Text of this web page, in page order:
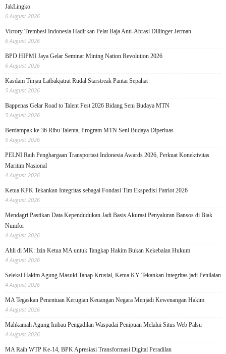
JakLingko
6 August 2026
Victory Trembesi Indonesia Hadirkan Pelat Baja Anti-Abrasi Dillinger Jerman
6 August 2026
BPD HIPMI Jaya Gelar Seminar Mining Nation Revolution 2026
6 August 2026
Kasdam Tinjau Latbakjatrat Rudal Starstreak Pantai Sepahat
5 August 2026
Bappenas Gelar Road to Talent Fest 2026 Bidang Seni Budaya MTN
5 August 2026
Berdampak ke 36 Ribu Talenta, Program MTN Seni Budaya Diperluas
5 August 2026
PELNI Raih Penghargaan Transportasi Indonesia Awards 2026, Perkuat Konektivitas
Maritim Nasional
4 August 2026
Ketua KPK Tekankan Integritas sebagai Fondasi Tim Ekspedisi Patriot 2026
4 August 2026
Mendagri Pastikan Data Kependudukan Jadi Basis Akurasi Penyaluran Bansos di Biak
Numfor
4 August 2026
Ahli di MK: Izin Ketua MA untuk Tangkap Hakim Bukan Kekebalan Hukum
4 August 2026
Seleksi Hakim Agung Masuki Tahap Krusial, Ketua KY Tekankan Integritas jadi Penilaian
4 August 2026
MA Tegaskan Penentuan Kerugian Keuangan Negara Menjadi Kewenangan Hakim
4 August 2026
Mahkamah Agung Imbau Pengadilan Waspadai Penipuan Melalui Situs Web Palsu
4 August 2026
MA Raih WTP Ke-14, BPK Apresiasi Transformasi Digital Peradilan